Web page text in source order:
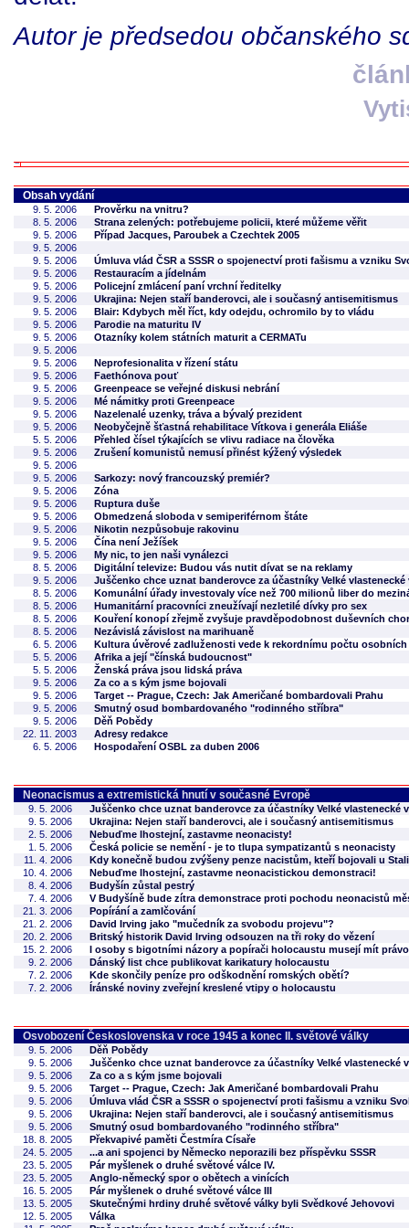
Autor je předsedou občanského
Obsah vydání
9. 5. 2006
Prověrku na vnitru?
8. 5. 2006
Strana zelených: potřebujeme policii, které můžeme věřit
9. 5. 2006
Případ Jacques, Paroubek a Czechtek 2005
9. 5. 2006
9. 5. 2006
Úmluva vlád ČSR a SSSR o spojenectví proti fašismu a vzniku
9. 5. 2006
Restauracím a jídelnám
9. 5. 2006
Policejní zmlácení paní vrchní ředitelky
9. 5. 2006
Ukrajina: Nejen staří banderovci, ale i současný antisemitismus
9. 5. 2006
Blair: Kdybych měl říct, kdy odejdu, ochromilo by to vládu
9. 5. 2006
Parodie na maturitu IV
9. 5. 2006
Otazníky kolem státních maturit a CERMATu
9. 5. 2006
9. 5. 2006
Neprofesionalita v řízení státu
9. 5. 2006
Faethónova pouť
9. 5. 2006
Greenpeace se veřejné diskusi nebrání
9. 5. 2006
Mé námitky proti Greenpeace
9. 5. 2006
Nazelenalé uzenky, tráva a bývalý prezident
9. 5. 2006
Neobyčejně šťastná rehabilitace Vítkova i generála Eliáše
5. 5. 2006
Přehled čísel týkajících se vlivu radiace na člověka
9. 5. 2006
Zrušení komunistů nemusí přinést kýžený výsledek
9. 5. 2006
9. 5. 2006
Sarkozy: nový francouzský premiér?
9. 5. 2006
Zóna
9. 5. 2006
Ruptura duše
9. 5. 2006
Obmedzená sloboda v semiperiférnom štáte
9. 5. 2006
Nikotin nezpůsobuje rakovinu
9. 5. 2006
Čína není Ježíšek
9. 5. 2006
My nic, to jen naši vynálezci
8. 5. 2006
Digitální televize: Budou vás nutit dívat se na reklamy
9. 5. 2006
Juščenko chce uznat banderovce za účastníky Velké vlastenecké
8. 5. 2006
Komunální úřady investovaly více než 700 milionů liber do
8. 5. 2006
Humanitární pracovníci zneužívají nezletilé dívky pro sex
8. 5. 2006
Kouření konopí zřejmě zvyšuje pravděpodobnost duševních
8. 5. 2006
Nezávislá závislost na marihuaně
6. 5. 2006
Kultura úvěrové zadluženosti vede k rekordnímu počtu
5. 5. 2006
Afrika a její "čínská budoucnost"
5. 5. 2006
Ženská práva jsou lidská práva
9. 5. 2006
Za co a s kým jsme bojovali
9. 5. 2006
Target -- Prague, Czech: Jak Američané bombardovali Prahu
9. 5. 2006
Smutný osud bombardovaného "rodinného stříbra"
9. 5. 2006
Děň Pobědy
22. 11. 2003
Adresy redakce
6. 5. 2006
Hospodaření OSBL za duben 2006
Neonacismus a extremistická hnutí v současné Evropě
9. 5. 2006
Juščenko chce uznat banderovce za účastníky Velké vlastenecké
9. 5. 2006
Ukrajina: Nejen staří banderovci, ale i současný antisemitismus
2. 5. 2006
Nebuďme lhostejní, zastavme neonacisty!
1. 5. 2006
Česká policie se nemění - je to tlupa sympatizantů s neonacisty
11. 4. 2006
Kdy konečně budou zvýšeny penze nacistům, kteří bojovali u
10. 4. 2006
Nebuďme lhostejní, zastavme neonacistickou demonstraci!
8. 4. 2006
Budyšín zůstal pestrý
7. 4. 2006
V Budyšíně bude zítra demonstrace proti pochodu neonacistů
21. 3. 2006
Popírání a zamlčování
21. 2. 2006
David Irving jako "mučedník za svobodu projevu"?
20. 2. 2006
Britský historik David Irving odsouzen na tři roky do vězení
15. 2. 2006
I osoby s bigotními názory a popírači holocaustu musejí mít
9. 2. 2006
Dánský list chce publikovat karikatury holocaustu
7. 2. 2006
Kde skončily peníze pro odškodnění romských obětí?
7. 2. 2006
Íránské noviny zveřejní kreslené vtipy o holocaustu
Osvobození Československa v roce 1945 a konec II. světové války
9. 5. 2006
Děň Pobědy
9. 5. 2006
Juščenko chce uznat banderovce za účastníky Velké vlastenecké
9. 5. 2006
Za co a s kým jsme bojovali
9. 5. 2006
Target -- Prague, Czech: Jak Američané bombardovali Prahu
9. 5. 2006
Úmluva vlád ČSR a SSSR o spojenectví proti fašismu a vzniku
9. 5. 2006
Ukrajina: Nejen staří banderovci, ale i současný antisemitismus
9. 5. 2006
Smutný osud bombardovaného "rodinného stříbra"
18. 8. 2005
Překvapivé paměti Čestmíra Císaře
24. 5. 2005
...a ani spojenci by Německo neporazili bez příspěvku SSSR
23. 5. 2005
Pár myšlenek o druhé světové válce IV.
23. 5. 2005
Anglo-německý spor o obětech a vinících
16. 5. 2005
Pár myšlenek o druhé světové válce III
13. 5. 2005
Skutečnými hrdiny druhé světové války byli Svědkové Jehovovi
12. 5. 2005
Válka